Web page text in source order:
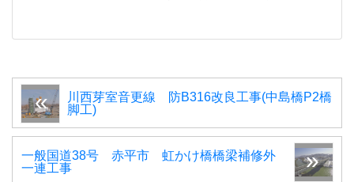
川西芽室音更線 防B316改良工事(中島橋P2橋
脚工)
一般国道38号 赤平市 虹かけ橋橋梁補修外
一連工事